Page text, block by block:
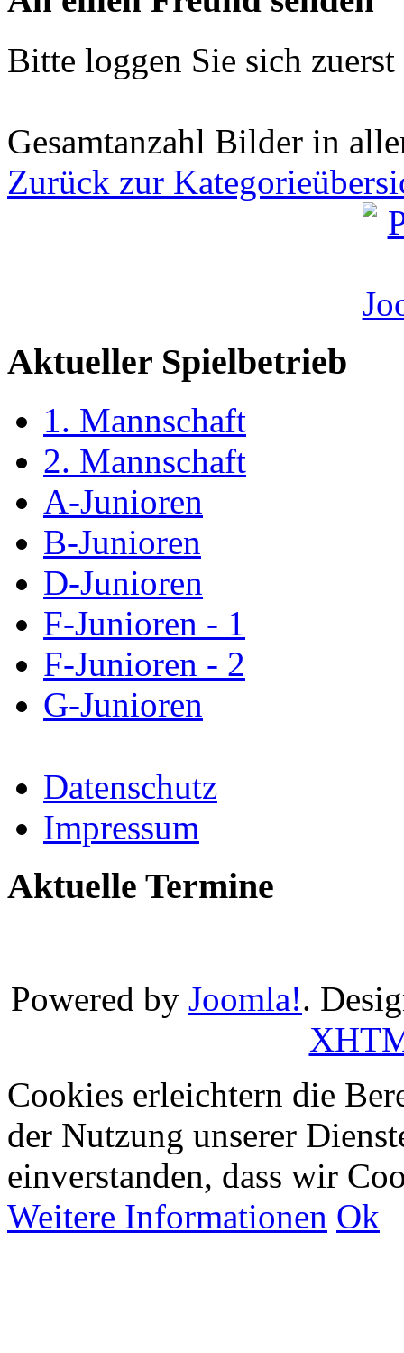
Bitte loggen Sie sich
Gesamtanzahl Bilder in
Zurück zur
Aktueller Spielbetrieb
1. Mannschaft
2. Mannschaft
A-Junioren
B-Junioren
D-Junioren
F-Junioren - 1
F-Junioren - 2
G-Junioren
Datenschutz
Impressum
Aktuelle Termine
Powered by Joomla!.
Cookies erleichtern die
der Nutzung unserer
einverstanden, dass wir
Weitere Informationen Ok